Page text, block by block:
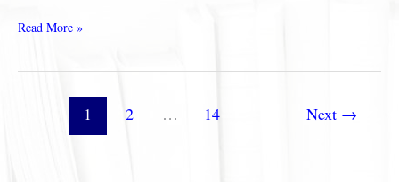
Đorđe
Read More »
1 2 … 14 Next →